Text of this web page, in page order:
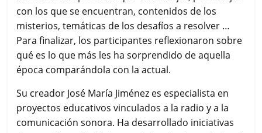
con los que se encuentran, contenidos de los
misterios, temáticas de los desafíos a resolver …
Para finalizar, los participantes reflexionaron sobre
qué es lo que más les ha sorprendido de aquella
época comparándola con la actual.
Su creador José María Jiménez es especialista en
proyectos educativos vinculados a la radio y a la
comunicación sonora. Ha desarrollado iniciativas